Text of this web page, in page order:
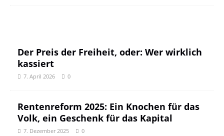
Der Preis der Freiheit, oder: Wer wirklich
kassiert
7. April 2026 0
Rentenreform 2025: Ein Knochen für das
Volk, ein Geschenk für das Kapital
7. Dezember 2025 0